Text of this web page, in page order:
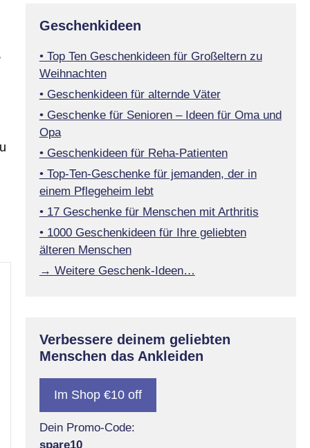
Geschenkideen
• Top Ten Geschenkideen für Großeltern zu
Weihnachten
• Geschenkideen für alternde Väter
• Geschenke für Senioren – Ideen für Oma und
Opa
• Geschenkideen für Reha-Patienten
• Top-Ten-Geschenke für jemanden, der in
einem Pflegeheim lebt
• 17 Geschenke für Menschen mit Arthritis
• 1000 Geschenkideen für Ihre geliebten
älteren Menschen
→ Weitere Geschenk-Ideen…
Verbessere deinem geliebten
Menschen das Ankleiden
Im Shop €10 off
Dein Promo-Code:
spare10